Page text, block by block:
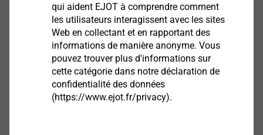
EJOT ALtracs®Xt
Infos produit
qui aident EJOT à comprendre comment
les utilisateurs interagissent avec les sites
Web en collectant et en rapportant des
informations de manière anonyme. Vous
pouvez trouver plus d'informations sur
cette catégorie dans notre déclaration de
confidentialité des données
(https://www.ejot.fr/privacy).